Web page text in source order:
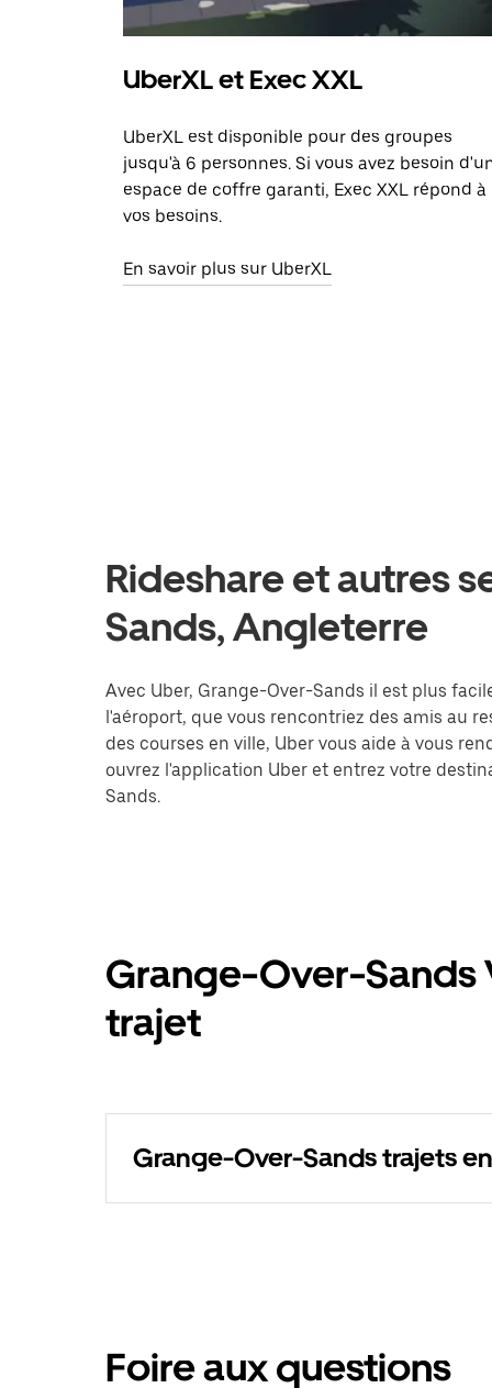
UberXL et Exec XXL
UberXL est disponible pour des groupes
jusqu'à 6 personnes. Si vous avez besoin
espace de coffre garanti, Exec XXL répond à
vos besoins.
En savoir plus sur UberXL
Rideshare et autres
Sands, Angleterre
Avec Uber, Grange-Over-Sands il est plus
l'aéroport, que vous rencontriez des amis au
des courses en ville, Uber vous aide à vous
ouvrez l'application Uber et entrez votre
Sands.
Grange-Over-Sands
trajet
Grange-Over-Sands trajets
Foire aux questions